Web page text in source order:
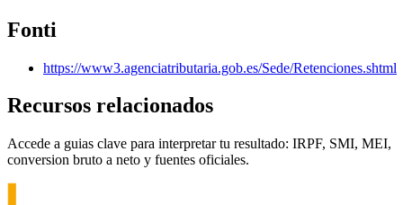
Fonti
https://www3.agenciatributaria.gob.es/Sede/Retenciones.shtml
Recursos relacionados
Accede a guias clave para interpretar tu resultado: IRPF, SMI, MEI,
conversion bruto a neto y fuentes oficiales.